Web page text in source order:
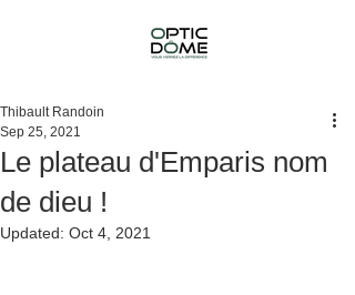
Le plateau d'Emparis nom
de dieu !
Thibault Randoin
Sep 25, 2021
Updated: Oct 4, 2021